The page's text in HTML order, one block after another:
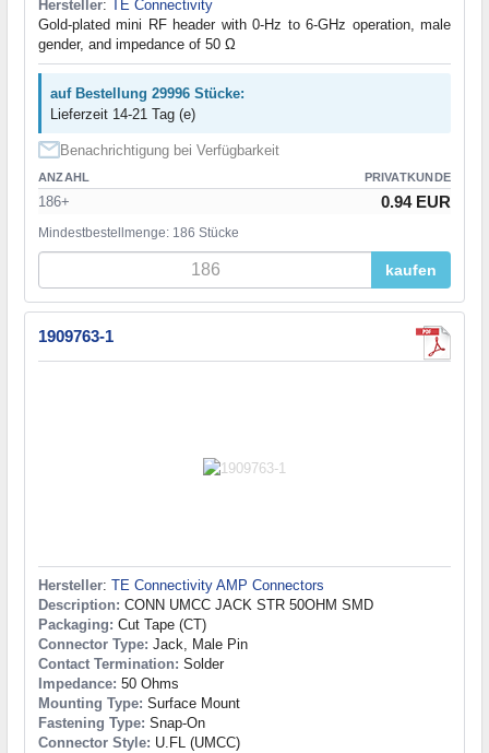
Hersteller:
TE Connectivity
Gold-plated mini RF header with 0-Hz to 6-GHz operation, male
gender, and impedance of 50 Ω
auf Bestellung 29996 Stücke:
Lieferzeit 14-21 Tag (e)
Benachrichtigung bei Verfügbarkeit
ANZAHL PRIVATKUNDE
186+ 0.94 EUR
Mindestbestellmenge: 186 Stücke
kaufen
1909763-1
Hersteller: TE Connectivity AMP Connectors
Description: CONN UMCC JACK STR 50OHM SMD
Packaging: Cut Tape (CT)
Connector Type: Jack, Male Pin
Contact Termination: Solder
Impedance: 50 Ohms
Mounting Type: Surface Mount
Fastening Type: Snap-On
Connector Style: U.FL (UMCC)